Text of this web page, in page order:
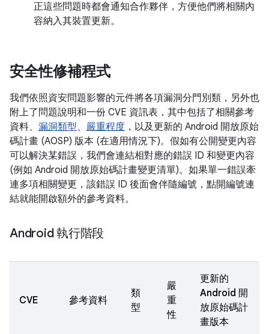
正這些問題時都會通知合作夥伴，方便他們將相關內
容納入其裝置更新。
安全性修補程式
我們依照資安問題影響的元件將各項漏洞分門別類，另外也
附上了問題說明和一份 CVE 資訊表，其中包括了相關參考
資料、 漏洞類型、 嚴重程度 ，以及更新的 Android 開放原始
碼計畫 (AOSP) 版本 (在適用情況下)。假如有公開變更內容
可以解決某錯誤，我們會連結相對應的錯誤 ID 和變更內容
(例如 Android 開放原始碼計畫變更清單)。如果單一錯誤牽
連多項相關變更，該錯誤 ID 後面會伴隨編號，點開編號連
結就能開啟額外的參考資料。
Android 執行階段
CVE 參考資料
類
型
嚴
重
性
更新的
Android 開
放原始碼計
畫版本